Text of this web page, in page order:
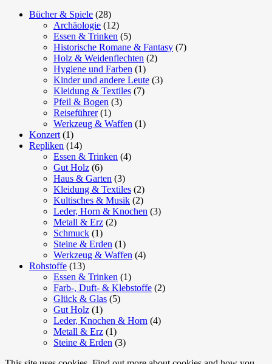
Bücher & Spiele (28)
Archäologie (12)
Essen & Trinken (5)
Historische Romane & Fantasy (7)
Holz & Weidenflechten (2)
Hygiene und Farben (1)
Kinder und andere Leute (3)
Kleidung & Textiles (7)
Pfeil & Bogen (3)
Reiseführer (1)
Werkzeug & Waffen (1)
Konzert (1)
Repliken (14)
Essen & Trinken (4)
Gut Holz (6)
Haus & Garten (3)
Kleidung & Textiles (2)
Kultisches & Musik (2)
Leder, Horn & Knochen (3)
Metall & Erz (2)
Schmuck (1)
Steine & Erden (1)
Werkzeug & Waffen (4)
Rohstoffe (13)
Essen & Trinken (1)
Farb-, Duft- & Klebstoffe (2)
Glück & Glas (5)
Gut Holz (1)
Leder, Knochen & Horn (4)
Metall & Erz (1)
Steine & Erden (3)